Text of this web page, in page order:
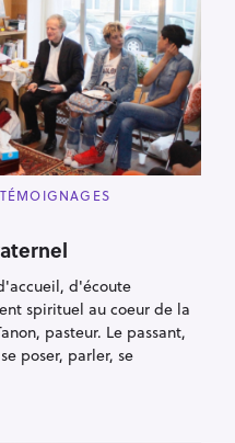
TÉMOIGNAGES
d'écoute
spirituel au coeur de la
pasteur. Le passant,
poser, parler, se